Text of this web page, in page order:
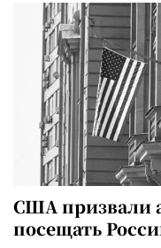
США призвали
посещать